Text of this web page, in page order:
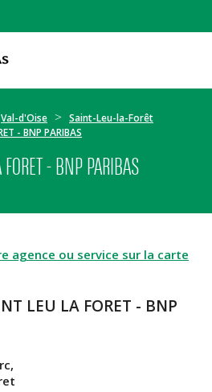
Val-d'Oise
Saint-Leu-la-Forêt
- BNP PARIBAS
- BNP PARIBAS
agence ou service sur la carte
LEU LA FORET - BNP